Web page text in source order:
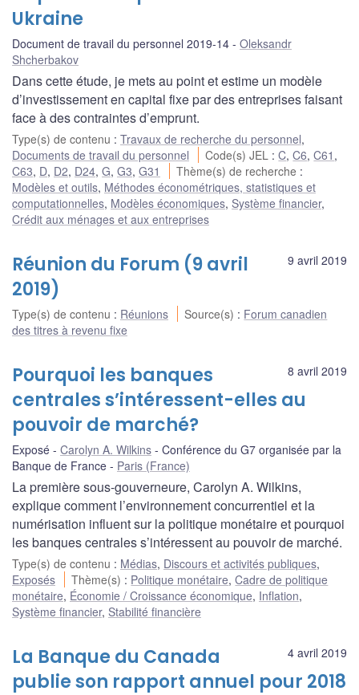
Ukraine
Document de travail du personnel 2019-14
Oleksandr
Shcherbakov
Dans cette étude, je mets au point et estime un modèle
d’investissement en capital fixe par des entreprises faisant
face à des contraintes d’emprunt.
Type(s) de contenu : Travaux de recherche du personnel,
Documents de travail du personnel
Code(s) JEL :C,C6,C61 ,
C63, D, D2, D24, G, G3, G31 Thème(s) de recherche :
Modèles et outils, Méthodes économétriques, statistiques et
computationnelles, Modèles économiques, Système financier,
Crédit aux ménages et aux entreprises
9 avril 2019
Réunion du Forum (9 avril
2019)
Type(s) de contenu : Réunions Source(s) : Forum canadien
des titres à revenu fixe
8 avril 2019
Pourquoi les banques
centrales s’intéressent-elles au
pouvoir de marché?
Exposé Carolyn A. Wilkins
Conférence du G7 organisée par la
Banque de France
Paris (France)
La première sous-gouverneure, Carolyn A. Wilkins,
explique comment l’environnement concurrentiel et la
numérisation influent sur la politique monétaire et pourquoi
les banques centrales s’intéressent au pouvoir de marché.
Type(s) de contenu : Médias, Discours et activités publiques,
Exposés
Thème(s) : Politique monétaire,Cadre de politique
monétaire, Économie / Croissance économique, Inflation,
Système financier, Stabilité financière
4 avril 2019
La Banque du Canada
publie son rapport annuel pour 2018